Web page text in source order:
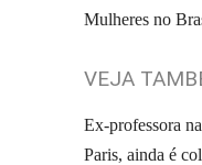
Mulheres no
VEJA
Ex-professora
Paris, ainda é